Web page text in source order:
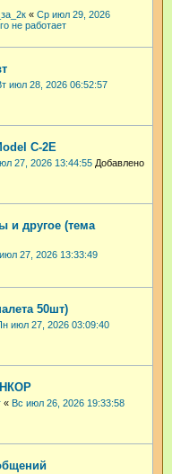
« Ср июл 29, 2026
не работает
июл 28, 2026 06:52:57
C-2E
27, 2026 13:44:55 Добавлено
и другое (тема
27, 2026 13:33:49
50шт)
июл 27, 2026 03:09:40
« Вс июл 26, 2026 19:33:58